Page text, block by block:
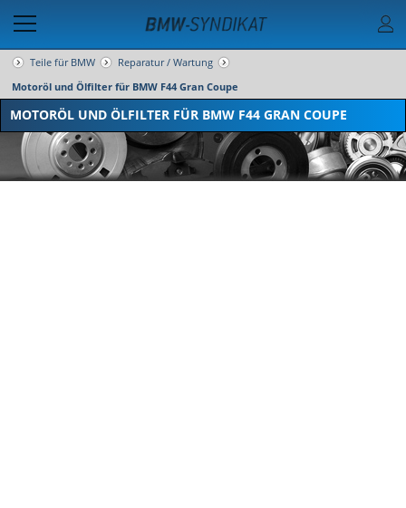
Teile für BMW
Reparatur / Wartung
Motoröl und Ölfilter für BMW F44 Gran Coupe
MOTORÖL UND ÖLFILTER FÜR BMW F44 GRAN COUPE